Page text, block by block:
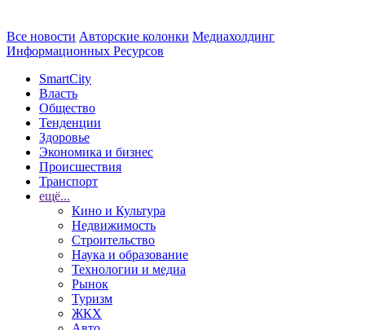
Все новости Авторские колонки Медиахолдинг
Информационных Ресурсов
SmartCity
Власть
Общество
Тенденции
Здоровье
Экономика и бизнес
Происшествия
Транспорт
ещё...
Кино и Культура
Недвижимость
Строительство
Наука и образование
Технологии и медиа
Рынок
Туризм
ЖКХ